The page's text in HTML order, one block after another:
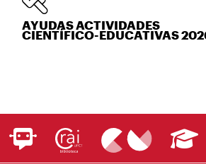
AYUDAS ACTIVIDADES
CIENTÍFICO-EDUCATIVAS 2026